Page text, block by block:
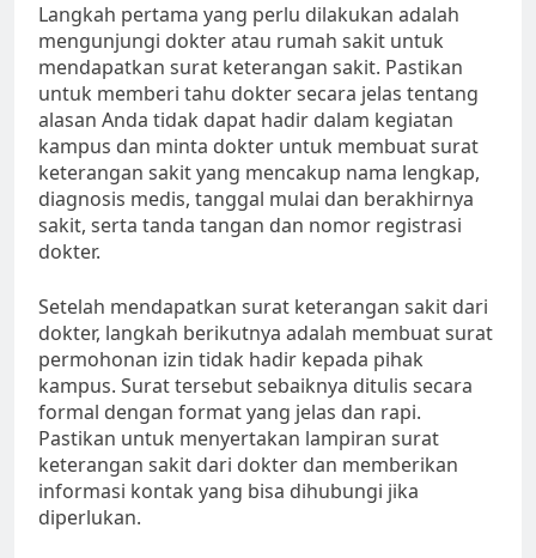
Langkah pertama yang perlu dilakukan adalah
mengunjungi dokter atau rumah sakit untuk
mendapatkan surat keterangan sakit. Pastikan
untuk memberi tahu dokter secara jelas tentang
alasan Anda tidak dapat hadir dalam kegiatan
kampus dan minta dokter untuk membuat surat
keterangan sakit yang mencakup nama lengkap,
diagnosis medis, tanggal mulai dan berakhirnya
sakit, serta tanda tangan dan nomor registrasi
dokter.
Setelah mendapatkan surat keterangan sakit dari
dokter, langkah berikutnya adalah membuat surat
permohonan izin tidak hadir kepada pihak
kampus. Surat tersebut sebaiknya ditulis secara
formal dengan format yang jelas dan rapi.
Pastikan untuk menyertakan lampiran surat
keterangan sakit dari dokter dan memberikan
informasi kontak yang bisa dihubungi jika
diperlukan.